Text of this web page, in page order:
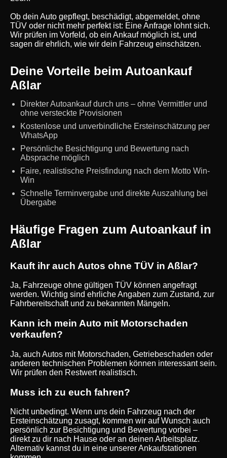
Ob dein Auto gepflegt, beschädigt, abgemeldet, ohne
TÜV oder nicht mehr perfekt ist: Eine Anfrage lohnt sich.
Wir prüfen im Vorfeld, ob ein Ankauf möglich ist, und
sagen dir ehrlich, wie wir dein Fahrzeug einschätzen.
Deine Vorteile beim Autoankauf
Aßlar
Direkter Autoankauf durch uns – ohne Vermittler und
ohne versteckte Provisionen
Kostenlose und unverbindliche Ersteinschätzung per
WhatsApp
Persönliche Besichtigung und Bewertung nach
Absprache möglich
Faire, realistische Preisfindung nach dem Motto Win-
Win
Schnelle Terminvergabe und direkte Auszahlung bei
Übergabe
Häufige Fragen zum Autoankauf in
Aßlar
Kauft ihr auch Autos ohne TÜV in Aßlar?
Ja, Fahrzeuge ohne gültigen TÜV können angefragt
werden. Wichtig sind ehrliche Angaben zum Zustand, zur
Fahrbereitschaft und zu bekannten Mängeln.
Kann ich mein Auto mit Motorschaden
verkaufen?
Ja, auch Autos mit Motorschaden, Getriebeschaden oder
anderen technischen Problemen können interessant sein.
Wir prüfen den Restwert realistisch.
Muss ich zu euch fahren?
Nicht unbedingt. Wenn uns dein Fahrzeug nach der
Ersteinschätzung zusagt, kommen wir auf Wunsch auch
persönlich zur Besichtigung und Bewertung vorbei –
direkt zu dir nach Hause oder an deinen Arbeitsplatz.
Alternativ kannst du in eine unserer Ankaufstationen